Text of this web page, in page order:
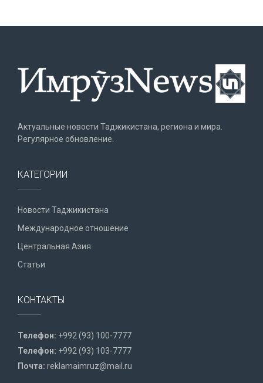
Актуальные новости Таджикистана, региона и мира.
Регулярное обновление.
КАТЕГОРИИ
Новости Таджикистана
Международное отношение
Центральная Азия
Статьи
КОНТАКТЫ
Телефон: +992 (93) 100-7777
Телефон: +992 (93) 103-7777
Почта: reklamaimruz@mail.ru